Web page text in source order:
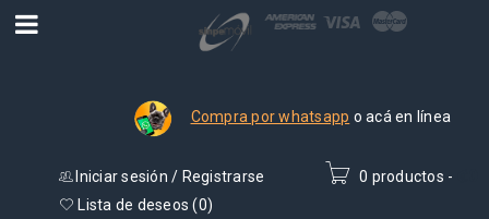
Compra por whatsapp o acá en línea
0 productos -
Iniciar sesión / Registrarse
Lista de deseos (0)